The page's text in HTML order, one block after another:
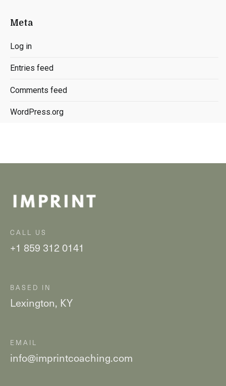
Meta
Log in
Entries feed
Comments feed
WordPress.org
CALL US
+1 859 312 0141
BASED IN
Lexington, KY
EMAIL
info@imprintcoaching.com